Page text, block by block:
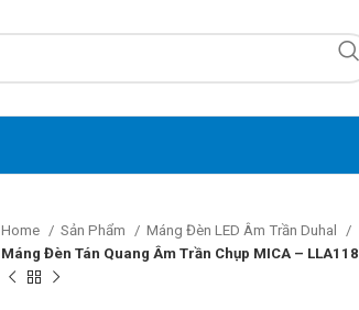
Home Sản Phẩm
Máng Đèn LED Âm Trần Duhal
Máng Đèn Tán Quang Âm Trần Chụp MICA – LLA118